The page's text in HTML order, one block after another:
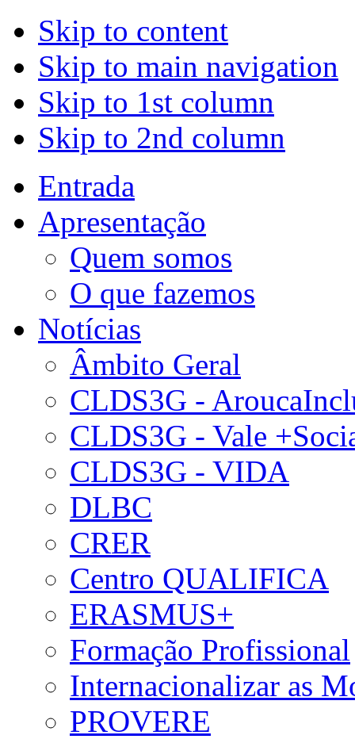
Skip to content
Skip to main navigation
Skip to 1st column
Skip to 2nd column
Entrada
Apresentação
Quem somos
O que fazemos
Notícias
Âmbito Geral
CLDS3G -
CLDS3G - Vale
CLDS3G - VIDA
DLBC
CRER
Centro QUALIFICA
ERASMUS+
Formação Profissional
Internacionalizar as
PROVERE